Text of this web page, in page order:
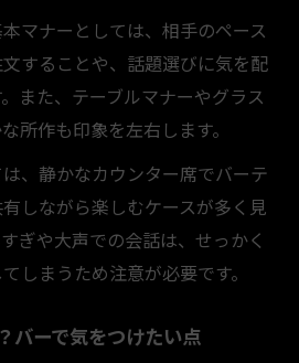
マナーとしては、相手のペース
することや、話題選びに気を配
また、テーブルマナーやグラス
所作も印象を左右します。
、静かなカウンター席でバーテ
しながら楽しむケースが多く見
ぎや大声での会話は、せっかく
しまうため注意が必要です。
バーで気をつけたい点